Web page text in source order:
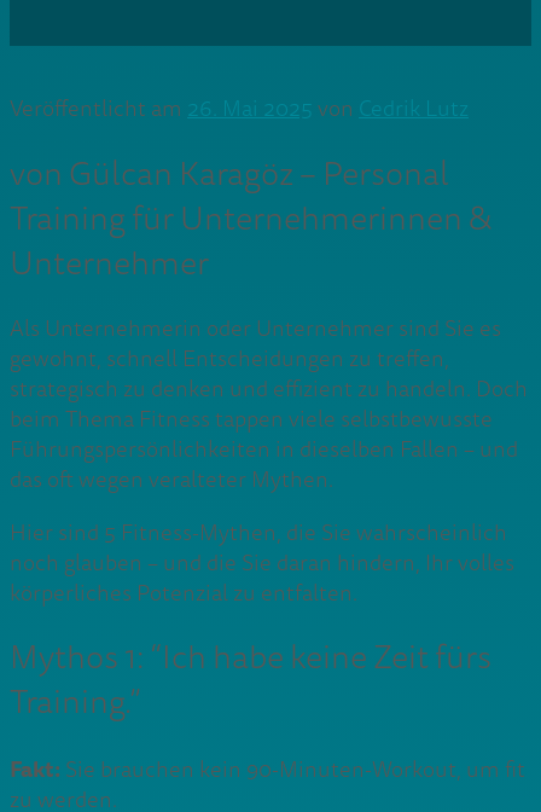
Veröffentlicht am 26. Mai 2025 von Cedrik Lutz
von Gülcan Karagöz – Personal
Training für Unternehmerinnen &
Unternehmer
Als Unternehmerin oder Unternehmer sind Sie es
gewohnt, schnell Entscheidungen zu treffen,
strategisch zu denken und effizient zu handeln. Doch
beim Thema Fitness tappen viele selbstbewusste
Führungspersönlichkeiten in dieselben Fallen – und
das oft wegen veralteter Mythen.
Hier sind 5 Fitness-Mythen, die Sie wahrscheinlich
noch glauben – und die Sie daran hindern, Ihr volles
körperliches Potenzial zu entfalten.
Mythos 1: “Ich habe keine Zeit fürs
Training.”
Fakt: Sie brauchen kein 90-Minuten-Workout, um fit
zu werden.